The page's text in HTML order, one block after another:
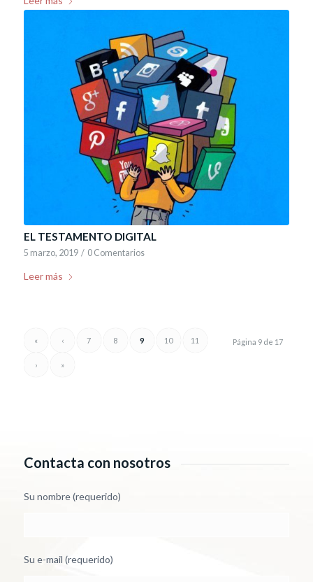
EL TESTAMENTO DIGITAL
5 marzo, 2019 / 0 Comentarios
Leer más
Página 9 de 17
« ‹ 7 8 9 10 11
› »
Contacta con nosotros
Su nombre (requerido)
Su e-mail (requerido)